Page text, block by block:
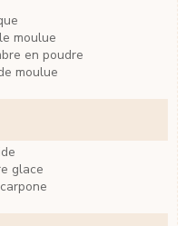
moulue
en poudre
moulue
glace